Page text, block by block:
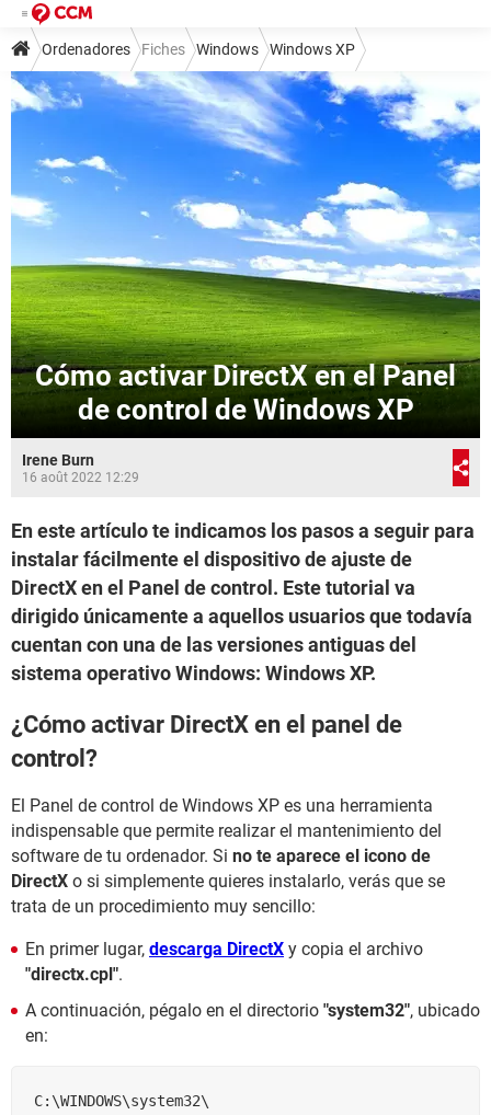
Ordenadores Fiches Windows Windows XP
Cómo activar DirectX en el Panel
de control de Windows XP
Irene Burn
16 août 2022 12:29
En este artículo te indicamos los pasos a seguir para
instalar fácilmente el dispositivo de ajuste de
DirectX en el Panel de control. Este tutorial va
dirigido únicamente a aquellos usuarios que todavía
cuentan con una de las versiones antiguas del
sistema operativo Windows: Windows XP.
¿Cómo activar DirectX en el panel de
control?
El Panel de control de Windows XP es una herramienta
indispensable que permite realizar el mantenimiento del
software de tu ordenador. Si no te aparece el icono de
DirectX o si simplemente quieres instalarlo, verás que se
trata de un procedimiento muy sencillo:
En primer lugar, descarga DirectX y copia el archivo
"directx.cpl".
A continuación, pégalo en el directorio "system32", ubicado
en:
C:\WINDOWS\system32\